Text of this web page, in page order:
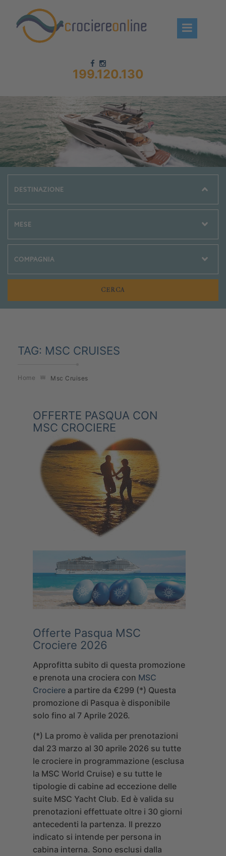
199.120.130
Chi siamo – CrociereOnLine
Destinazioni Crociere
Prenota crociere
News
TAG: MSC CRUISES
Home Msc Cruises
OFFERTE PASQUA CON
MSC CROCIERE
Offerte Pasqua MSC
Crociere 2026
Approfitta subito di questa promozione
e prenota una crociera con MSC
Crociere a partire da €299 (*) Questa
promozione di Pasqua è disponibile
solo fino al 7 Aprile 2026.
(*) La promo è valida per prenotazioni
dal 23 marzo al 30 aprile 2026 su tutte
le crociere in programmazione (esclusa
la MSC World Cruise) e su tutte le
tipologie di cabine ad eccezione delle
suite MSC Yacht Club. Ed è valida su
prenotazioni effettuate oltre i 30 giorni
antecedenti la partenza. Il prezzo
indicato si intende per persona in
cabina interna. Sono esclusi dalla